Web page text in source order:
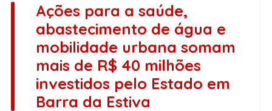
Ações para a saúde,
abastecimento de água e
mobilidade urbana somam
mais de R$ 40 milhões
investidos pelo Estado em
Barra da Estiva